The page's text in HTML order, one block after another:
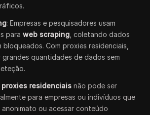
: Empresas e pesquisadores usam
paraweb scraping , coletando dados
bloqueados. Com proxies residenciais,
quantidades de dados sem
proxies residenciais não pode ser
para empresas ou indivíduos que
anonimato ou acessar conteúdo